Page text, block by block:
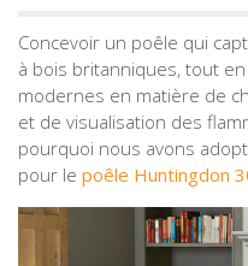
Concevoir un poêle qui
à bois britanniques, tout
modernes en matière de
et de visualisation des
pourquoi nous avons
pour le poêle Huntingdon